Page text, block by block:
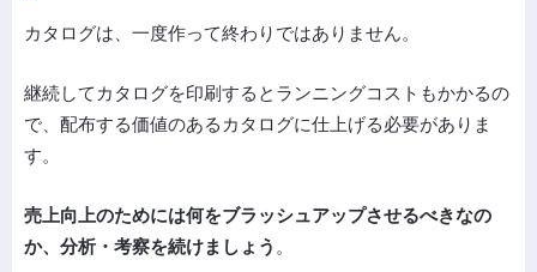
カタログは、一度作って終わりではありません。
継続してカタログを印刷するとランニングコストもかかるの
で、配布する価値のあるカタログに仕上げる必要がありま
す。
売上向上のためには何をブラッシュアップさせるべきなの
か、分析・考察を続けましょう 。